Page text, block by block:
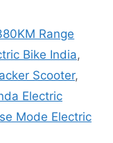
Range
Bike India,
Scooter,
Electric
Mode Electric